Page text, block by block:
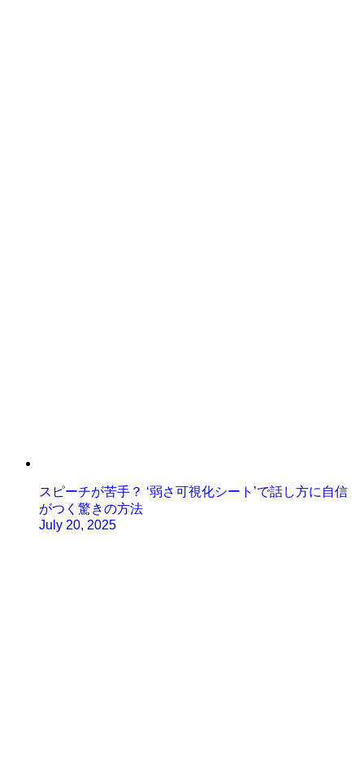
スピーチが苦手？ ‘弱さ可視化シート’で話し方に自信
がつく驚きの方法
July 20, 2025